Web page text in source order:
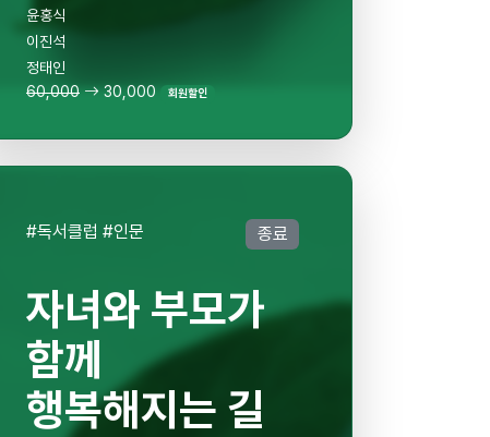
윤홍식
이진석
정태인
60,000 30,000 회원할인
#독서클럽 #인문 종료
자녀와 부모가
함께
행복해지는 길